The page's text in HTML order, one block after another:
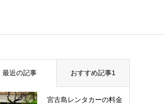
最近の記事 おすすめ記事1
宮古島レンタカーの料金